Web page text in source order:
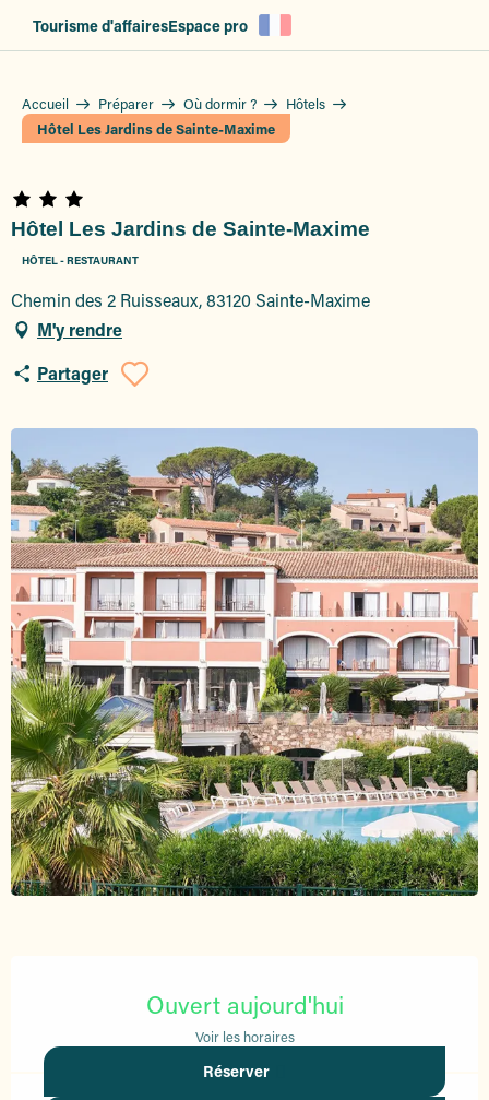
Tourisme d'affairesEspace pro
Accueil Préparer Où dormir ?
Hôtels
Hôtel Les Jardins de Sainte-Maxime
Hôtel Les Jardins de Sainte-Maxime
HÔTEL - RESTAURANT
Chemin des 2 Ruisseaux, 83120 Sainte-Maxime
M'y rendre
Partager
Ajouter aux favoris
Ouvert aujourd'hui
Voir les horaires
Réserver